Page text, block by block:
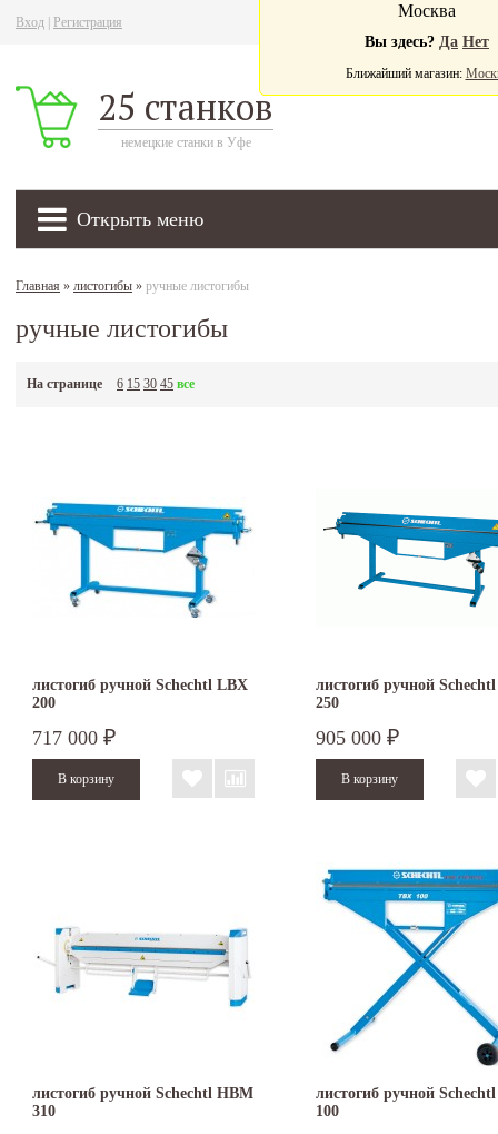
Вход Регистрация
25 станков
немецкие станки в Уфе
Открыть меню
Москва
Вы здесь? Да Нет
Ближайший магазин:
Главная » листогибы » ручные листогибы
ручные листогибы
На странице 6 15 30 45 все
листогиб ручной Schechtl LBX
200
717 000 ₽
листогиб ручной
250
905 000 ₽
листогиб ручной Schechtl HBM
310
листогиб ручной
100